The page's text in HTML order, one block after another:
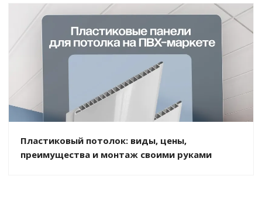
Пластиковый потолок: виды, цены,
преимущества и монтаж своими руками